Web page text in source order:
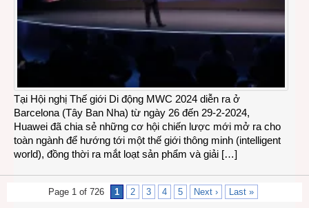
Tại Hội nghị Thế giới Di động MWC 2024 diễn ra ở
Barcelona (Tây Ban Nha) từ ngày 26 đến 29-2-2024,
Huawei đã chia sẻ những cơ hội chiến lược mới mở ra cho
toàn ngành để hướng tới một thế giới thông minh (intelligent
world), đồng thời ra mắt loạt sản phẩm và giải […]
Page 1 of 726 1 2 3 4 5 Next › Last »